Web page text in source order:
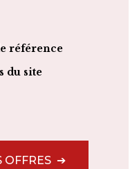
référence
du site
OFFRES